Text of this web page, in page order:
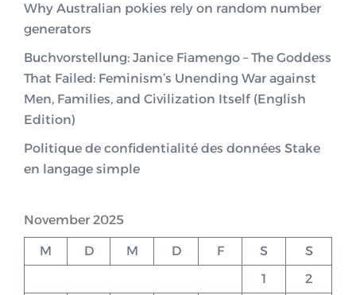
Why Australian pokies rely on random number
generators
Buchvorstellung: Janice Fiamengo – The Goddess
That Failed: Feminism’s Unending War against
Men, Families, and Civilization Itself (English
Edition)
Politique de confidentialité des données Stake
en langage simple
November 2025
M D M D F S
S
1
2